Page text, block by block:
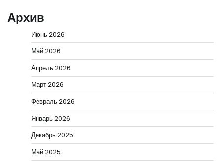
Архив
Июнь 2026
Май 2026
Апрель 2026
Март 2026
Февраль 2026
Январь 2026
Декабрь 2025
Май 2025